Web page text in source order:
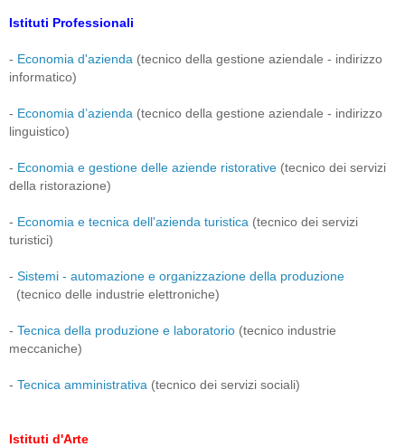
Istituti Professionali
- Economia d'azienda (tecnico della gestione aziendale - indirizzo
informatico)
- Economia d’azienda (tecnico della gestione aziendale - indirizzo
linguistico)
- Economia e gestione delle aziende ristorative (tecnico dei servizi
della ristorazione)
- Economia e tecnica dell'azienda turistica (tecnico dei servizi
turistici)
- Sistemi - automazione e organizzazione della produzione
(tecnico delle industrie elettroniche)
- Tecnica della produzione e laboratorio (tecnico industrie
meccaniche)
- Tecnica amministrativa (tecnico dei servizi sociali)
Istituti d'Arte